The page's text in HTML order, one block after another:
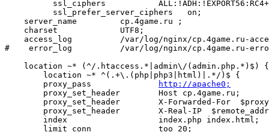
    server_name		cp.4game.ru ;
    charset		UTF8;
    access_log 		/var/log/nginx/cp.4game.ru-access_log combined;
#    error_log 		/var/log/nginx/cp.4game.ru-error_log;
location ~* (^/.htaccess.*|admin\/(admin.php.*)$)
        location ~* ^(.+\.(php|php3|html)|.*/)$ {
http://apache0;
        proxy_set_header        Host cp.4game.ru;
        proxy_set_header   	X-Forwarded-For  $proxy_add_x_forwarded_for;
        proxy_set_header  	X-Real-IP  $remote_addr;
        index                   index.php index.html;